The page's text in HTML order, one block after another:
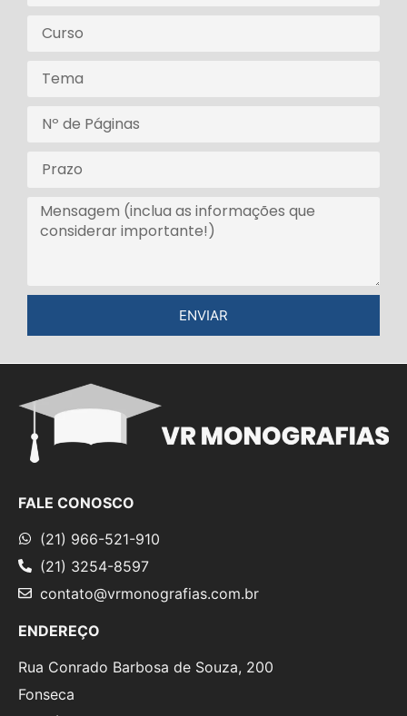
ENVIAR
FALE CONOSCO
(21) 966-521-910
(21) 3254-8597
contato@vrmonografias.com.br
ENDEREÇO
Rua Conrado Barbosa de Souza, 200
Fonseca